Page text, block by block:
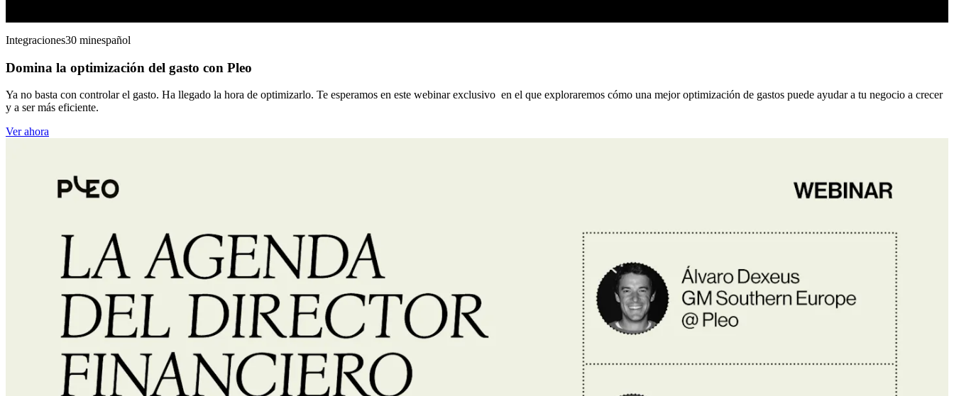
Integraciones30 minespañol
Domina la optimización del gasto con Pleo
Ya no basta con controlar el gasto. Ha llegado la hora de optimizarlo. Te esperamos en este webinar exclusivo en el que exploraremos cómo una mejor optimización de gastos puede ayudar a tu negocio a crecer
y a ser más eficiente.
Ver ahora